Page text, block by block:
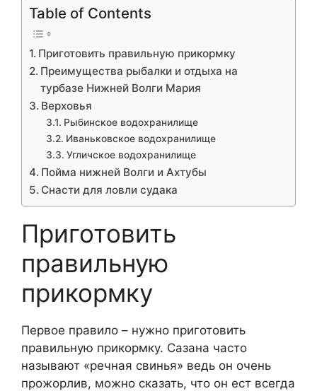
Table of Contents
Приготовить правильную прикормку
Преимущества рыбалки и отдыха на
турбазе Нижней Волги Мария
Верховья
Рыбинское водохранилище
Иваньковское водохранилище
Угличское водохранилище
Пойма нижней Волги и Ахтубы
Снасти для ловли судака
Приготовить
правильную
прикормку
Первое правило – нужно приготовить
правильную прикормку. Сазана часто
называют «речная свинья» ведь он очень
прожорлив, можно сказать, что он ест всегда